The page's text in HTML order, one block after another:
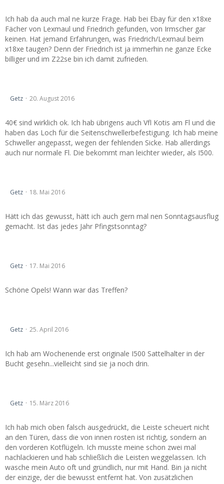
Ich hab da auch mal ne kurze Frage. Hab bei Ebay für den x18xe
Fächer von Lexmaul und Friedrich gefunden, von Irmscher gar
keinen. Hat jemand Erfahrungen, was Friedrich/Lexmaul beim
x18xe taugen? Denn der Friedrich ist ja immerhin ne ganze Ecke
billiger und im Z22se bin ich damit zufrieden.
Getz 20. August 2016
40€ sind wirklich ok. Ich hab übrigens auch Vfl Kotis am Fl und die
haben das Loch für die Seitenschwellerbefestigung. Ich hab meine
Schweller angepasst, wegen der fehlenden Sicke. Hab allerdings
auch nur normale Fl. Die bekommt man leichter wieder, als I500.
Getz 18. Mai 2016
Hätt ich das gewusst, hätt ich auch gern mal nen Sonntagsausflug
gemacht. Ist das jedes Jahr Pfingstsonntag?
Getz 17. Mai 2016
Schöne Opels! Wann war das Treffen?
Getz 25. April 2016
Ich hab am Wochenende erst originale I500 Sattelhalter in der
Bucht gesehn...vielleicht sind sie ja noch drin.
Getz 15. März 2016
Ich hab mich oben falsch ausgedrückt, die Leiste scheuert nicht
an den Türen, dass die von innen rosten ist richtig, sondern an
den vorderen Kotflügeln. Ich musste meine schon zwei mal
nachlackieren und hab schließlich die Leisten weggelassen. Ich
wasche mein Auto oft und gründlich, nur mit Hand. Bin ja nicht
der einzige, der die bewusst entfernt hat. Von zusätzlichen